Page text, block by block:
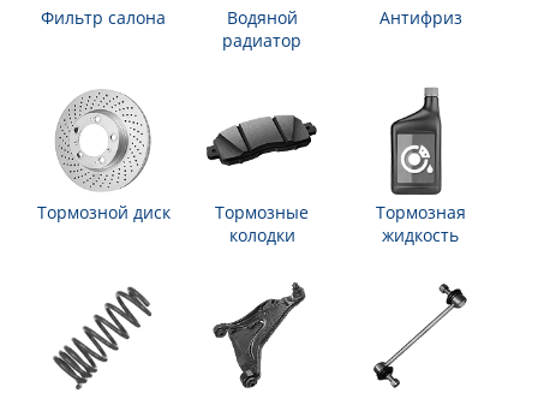
Фильтр салона
Водяной
радиатор
Антифриз
Тормозной диск
Тормозные
колодки
Тормозная
жидкость